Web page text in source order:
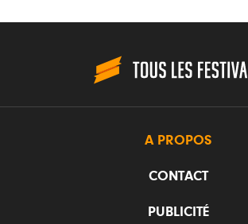
A PROPOS
CONTACT
PUBLICITÉ